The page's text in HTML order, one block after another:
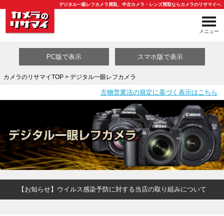
デジタル一眼レフカメラ買取、中古カメラ・レンズ買取ならカメラのリサマイへ
メニュー
買取カテゴリ一覧
PC版で表示 スマホ版で表示
カメラのリサマイTOP> デジタル一眼レフカメラ
古物営業法の規定に基づく表示はこちら
【お知らせ】ウイルス感染予防に対する当店の取り組みについて